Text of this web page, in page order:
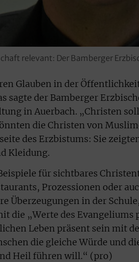
relevant: Der Bamberger
Glauben in der
sagte der Bamberger
in Auerbach. „Christen
die Christen von
des Erzbistums: Sie
Kleidung.
für sichtbares
Prozessionen oder
Überzeugungen in der
die „Werte des Evangeliums
Leben präsent sein mit
die gleiche Würde und
Heil führen will.“ (pro)